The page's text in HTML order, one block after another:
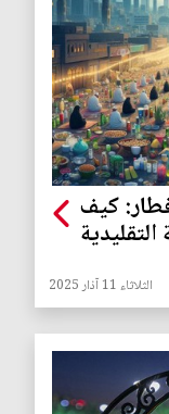
كيف
الثلاثاء 11 آذار 2025